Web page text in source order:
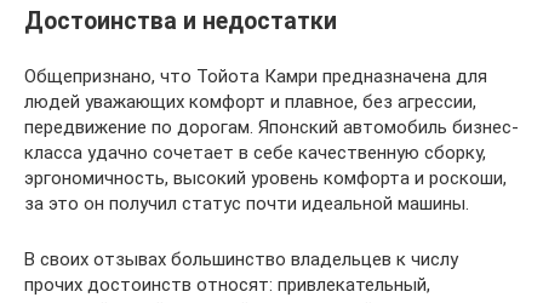
Достоинства и недостатки
Общепризнано, что Тойота Камри предназначена для
людей уважающих комфорт и плавное, без агрессии,
передвижение по дорогам. Японский автомобиль бизнес-
класса удачно сочетает в себе качественную сборку,
эргономичность, высокий уровень комфорта и роскоши,
за это он получил статус почти идеальной машины.
В своих отзывах большинство владельцев к числу
прочих достоинств относят: привлекательный,